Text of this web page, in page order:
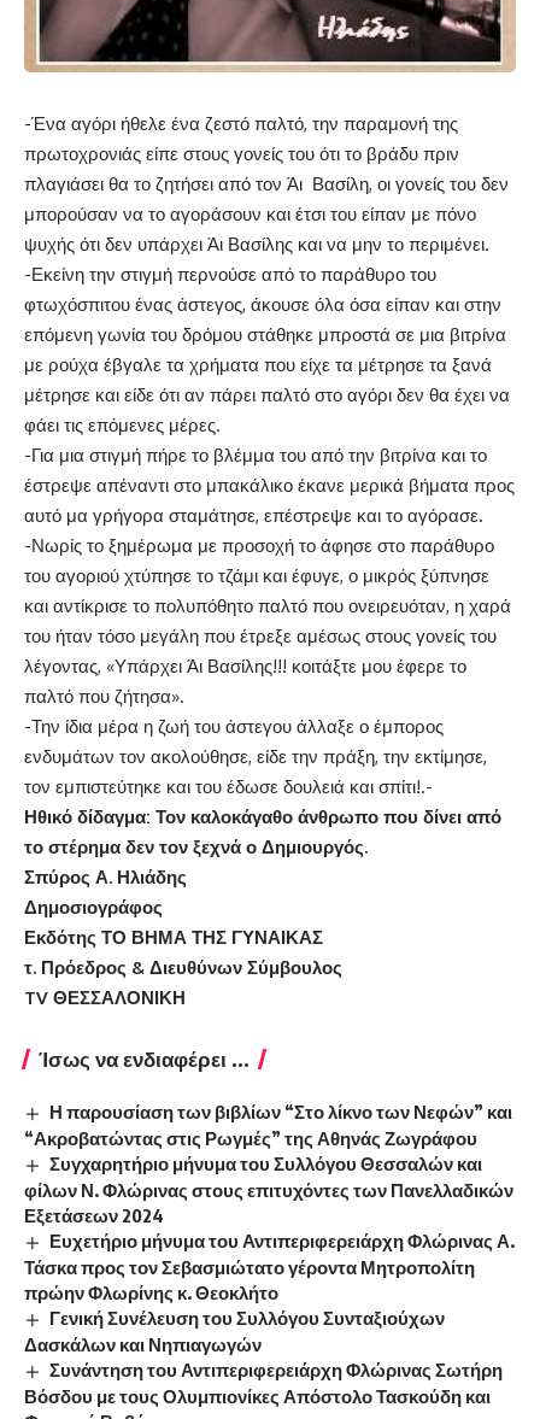
-Ένα αγόρι ήθελε ένα ζεστό παλτό, την παραμονή της
πρωτοχρονιάς είπε στους γονείς του ότι το βράδυ πριν
πλαγιάσει θα το ζητήσει από τον Άι Βασίλη, οι γονείς του δεν
μπορούσαν να το αγοράσουν και έτσι του είπαν με πόνο
ψυχής ότι δεν υπάρχει Άι Βασίλης και να μην το περιμένει.
-Εκείνη την στιγμή περνούσε από το παράθυρο του
φτωχόσπιτου ένας άστεγος, άκουσε όλα όσα είπαν και στην
επόμενη γωνία του δρόμου στάθηκε μπροστά σε μια βιτρίνα
με ρούχα έβγαλε τα χρήματα που είχε τα μέτρησε τα ξανά
μέτρησε και είδε ότι αν πάρει παλτό στο αγόρι δεν θα έχει να
φάει τις επόμενες μέρες.
-Για μια στιγμή πήρε το βλέμμα του από την βιτρίνα και το
έστρεψε απέναντι στο μπακάλικο έκανε μερικά βήματα προς
αυτό μα γρήγορα σταμάτησε, επέστρεψε και το αγόρασε.
-Νωρίς το ξημέρωμα με προσοχή το άφησε στο παράθυρο
του αγοριού χτύπησε το τζάμι και έφυγε, ο μικρός ξύπνησε
και αντίκρισε το πολυπόθητο παλτό που ονειρευόταν, η χαρά
του ήταν τόσο μεγάλη που έτρεξε αμέσως στους γονείς του
λέγοντας, «Υπάρχει Άι Βασίλης!!! κοιτάξτε μου έφερε το
παλτό που ζήτησα».
-Την ίδια μέρα η ζωή του άστεγου άλλαξε ο έμπορος
ενδυμάτων τον ακολούθησε, είδε την πράξη, την εκτίμησε,
τον εμπιστεύτηκε και του έδωσε δουλειά και σπίτι!.-
Ηθικό δίδαγμα: Τον καλοκάγαθο άνθρωπο που δίνει από
το στέρημα δεν τον ξεχνά ο Δημιουργός.
Σπύρος Α. Ηλιάδης
Δημοσιογράφος
Εκδότης ΤΟ ΒΗΜΑ ΤΗΣ ΓΥΝΑΙΚΑΣ
τ. Πρόεδρος & Διευθύνων Σύμβουλος
TV ΘΕΣΣΑΛΟΝΙΚΗ
Ίσως να ενδιαφέρει ...
Η παρουσίαση των βιβλίων “Στο λίκνο των Νεφών” και
“Ακροβατώντας στις Ρωγμές” της Αθηνάς Ζωγράφου
Συγχαρητήριο μήνυμα του Συλλόγου Θεσσαλών και
φίλων Ν. Φλώρινας στους επιτυχόντες των Πανελλαδικών
Εξετάσεων 2024
Ευχετήριο μήνυμα του Αντιπεριφερειάρχη Φλώρινας Α.
Τάσκα προς τον Σεβασμιώτατο γέροντα Μητροπολίτη
πρώην Φλωρίνης κ. Θεοκλήτο
Γενική Συνέλευση του Συλλόγου Συνταξιούχων
Δασκάλων και Νηπιαγωγών
Συνάντηση του Αντιπεριφερειάρχη Φλώρινας Σωτήρη
Βόσδου με τους Ολυμπιονίκες Απόστολο Τασκούδη και